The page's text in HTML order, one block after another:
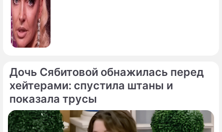
Дочь Сябитовой обнажилась перед
хейтерами: спустила штаны и
показала трусы